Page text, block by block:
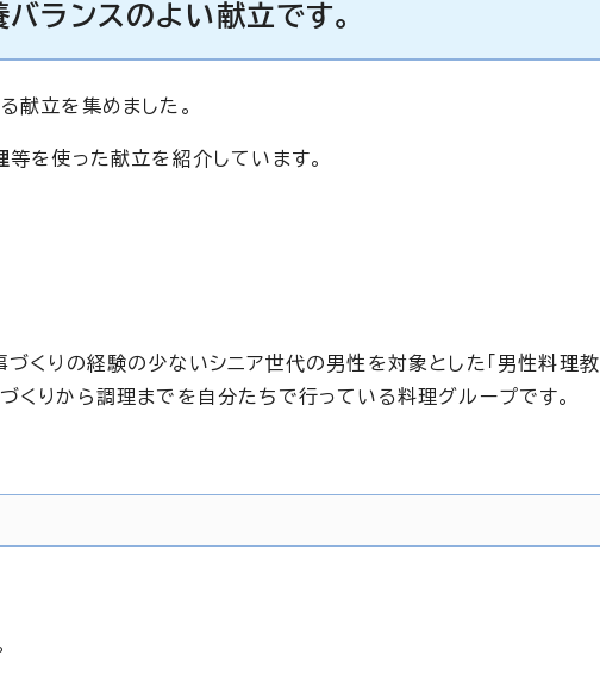
ランスのよい献立です。
献立を集めました。
等を使った献立を紹介しています。
くりの経験の少ないシニア世代の男性を対象とした「男性料理教
くりから調理までを自分たちで行っている料理グループです。